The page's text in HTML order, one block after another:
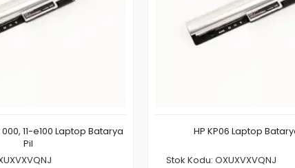
000, 11-e100 Laptop Batarya
Pil
HP KP06 Laptop
Stok Kodu: OXUXVXVQNJ